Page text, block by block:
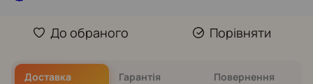
До обраного Порівняти
Доставка Гарантія Повернення